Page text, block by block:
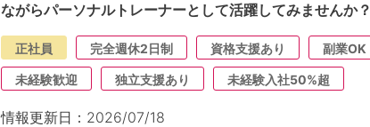
ながらパーソナルトレーナーとして活躍してみませんか？
正社員 完全週休2日制 資格支援あり 副業OK
未経験歓迎 独立支援あり 未経験入社50%超
情報更新日：2026/07/18